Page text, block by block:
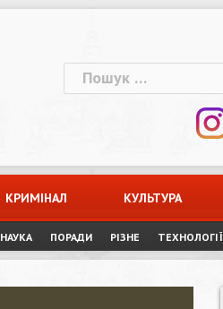
Пошук:
КРИМІНАЛ КУЛЬТУРА
НАУКА ПОРАДИ РІЗНЕ ТЕХНОЛОГІЇ